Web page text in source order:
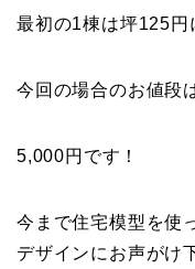
最初の1棟は坪125円
今回の場合のお値段
5,000円です！
今まで住宅模型を使
デザインにお声がけ